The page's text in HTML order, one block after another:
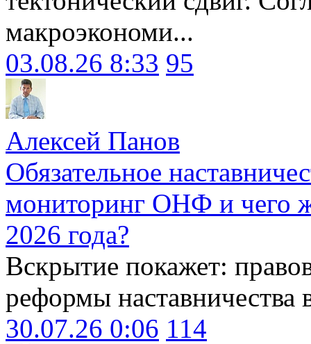
макроэкономи...
03.08.26 8:33 95
Алексей Панов
Обязательное
мониторинг ОНФ и чего
2026 года?
Вскрытие покажет:
реформы наставничества
30.07.26 0:06 114